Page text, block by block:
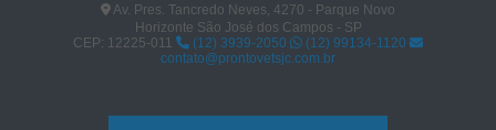
Av. Pres. Tancredo Neves, 4270 - Parque Novo
Horizonte São José dos Campos - SP
CEP: 12225-011
(12) 3939-2050
(12) 99134-1120
contato@prontovetsjc.com.br